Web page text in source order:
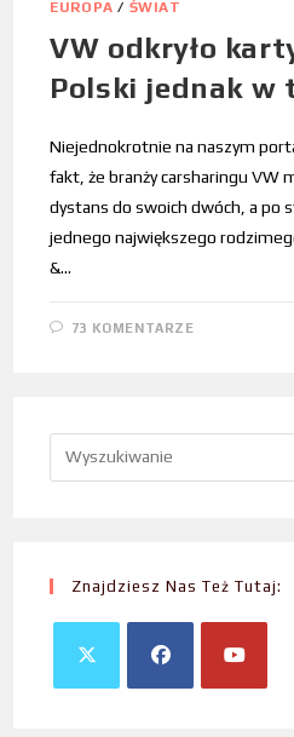
EUROPA / ŚWIAT
VW odkryło
Polski jednak w
Niejednokrotnie na naszym
fakt, że branży carsharingu VW
dystans do swoich dwóch, a po
jednego największego
&…
73 KOMENTARZE
Znajdziesz Nas Też Tutaj: